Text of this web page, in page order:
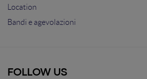
Location
Bandi e agevolazioni
FOLLOW US